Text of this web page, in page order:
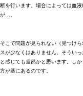
断を行います。場合によっては血
が…。
そこで問題が見られない（見つけ
スが少なくはありません。そうい
と感じても当然かと思います。し
方が基にあるのです。